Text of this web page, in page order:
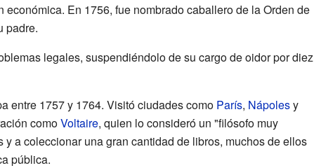
En 1756, fue nombrado caballero de la Orden de
padre.
legales, suspendiéndolo de su cargo de oidor por diez
entre 1757 y 1764. Visitó ciudades como París, Nápolesy
comoVoltaire, quien lo consideró un "filósofo muy
a coleccionar una gran cantidad de libros, muchos de ellos
pública.